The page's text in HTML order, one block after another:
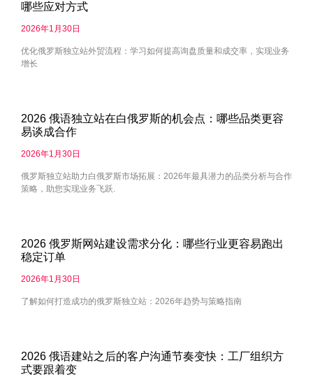
哪些应对方式
2026年1月30日
优化俄罗斯独立站外贸流程：学习如何提高询盘质量和成交率，实现业务
增长
2026 俄语独立站在白俄罗斯的机会点：哪些品类更容
易谈成合作
2026年1月30日
俄罗斯独立站助力白俄罗斯市场拓展：2026年最具潜力的品类分析与合作
策略，助您实现业务飞跃.
2026 俄罗斯网站建设需求分化：哪些行业更容易跑出
稳定订单
2026年1月30日
了解如何打造成功的俄罗斯独立站：2026年趋势与策略指南
2026 俄语建站之后的客户沟通节奏变快：工厂组织方
式要跟着变